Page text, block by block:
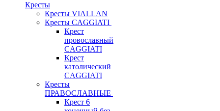
Кресты
Кресты VIALLAN
Кресты CAGGIATI
Крест
провославный
CAGGIATI
Крест
католический
CAGGIATI
Кресты
ПРАВОСЛАВНЫЕ
Крест 6